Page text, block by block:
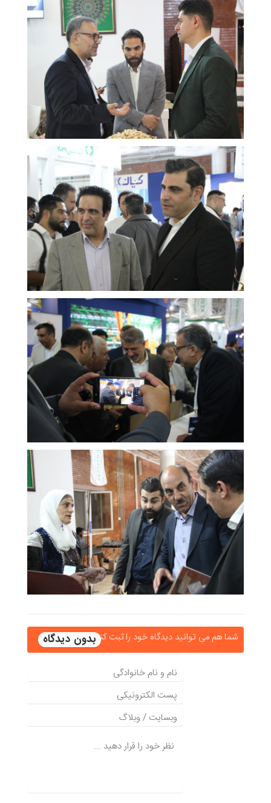
شما هم می توانید دیدگاه خود را ثبت کنید